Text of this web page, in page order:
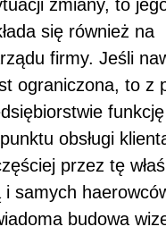
zmiany, to
się również na
firmy. Jeśli
ograniczona, to z
funkcję
obsługi
przez tę
samych
budowa